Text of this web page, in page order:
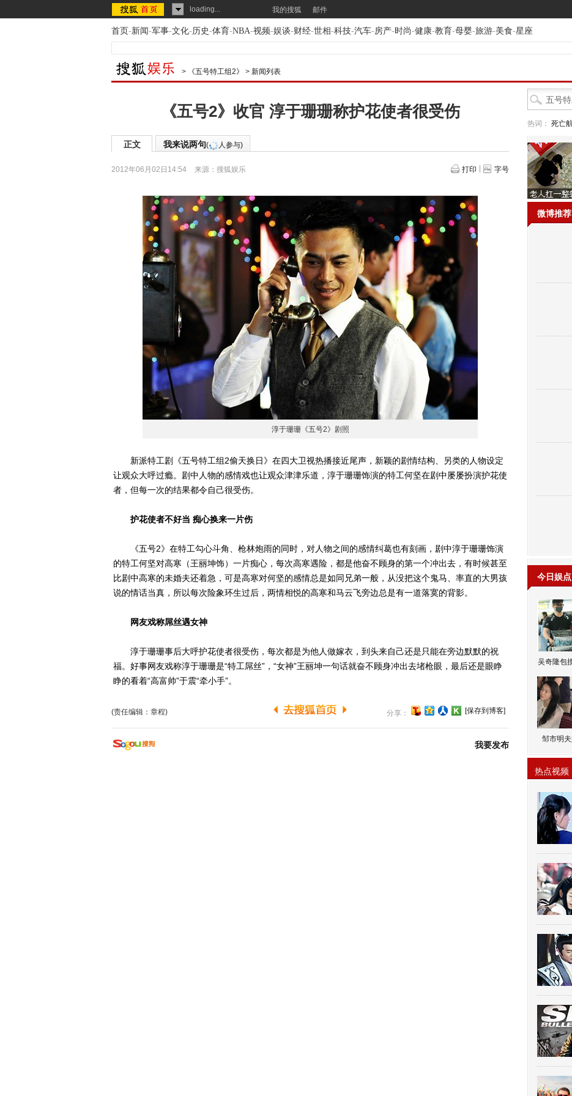
loading... 我的搜狐 邮件
首页-新闻-军事-文化-历史-体育-NBA-视频-娱谈-财经-世相-科技-汽车-房产-时尚-健康-教育-母婴-旅游-美食-星座
> 《五号特工组2》 > 新闻列表
《五号2》收官 淳于珊珊称护花使者很受伤
正文 我来说两句( 人参与)
2012年06月02日14:54 来源： 搜狐娱乐 打印 字号
淳于珊珊《五号2》剧照
新派特工剧《五号特工组2偷天换日》在四大卫视热播接近尾声，新颖的剧情结构、另类的人物设定
让观众大呼过瘾。剧中人物的感情戏也让观众津津乐道，淳于珊珊饰演的特工何坚在剧中屡屡扮演护花使
者，但每一次的结果都令自己很受伤。
护花使者不好当 痴心换来一片伤
《五号2》在特工勾心斗角、枪林炮雨的同时，对人物之间的感情纠葛也有刻画，剧中淳于珊珊饰演
的特工何坚对高寒（王丽坤饰）一片痴心，每次高寒遇险，都是他奋不顾身的第一个冲出去，有时候甚至
比剧中高寒的未婚夫还着急，可是高寒对何坚的感情总是如同兄弟一般，从没把这个鬼马、率直的大男孩
说的情话当真，所以每次险象环生过后，两情相悦的高寒和马云飞旁边总是有一道落寞的背影。
网友戏称屌丝遇女神
淳于珊珊事后大呼护花使者很受伤，每次都是为他人做嫁衣，到头来自己还是只能在旁边默默的祝
福。好事网友戏称淳于珊珊是“特工屌丝”，“女神”王丽坤一句话就奋不顾身冲出去堵枪眼，最后还是眼睁
睁的看着“高富帅”于震“牵小手”。
(责任编辑：章程) 分享： [保存到博客]
我要发布
热词： 死亡
微博推荐
今日娱点
吴奇隆包
邹市明
热点视频